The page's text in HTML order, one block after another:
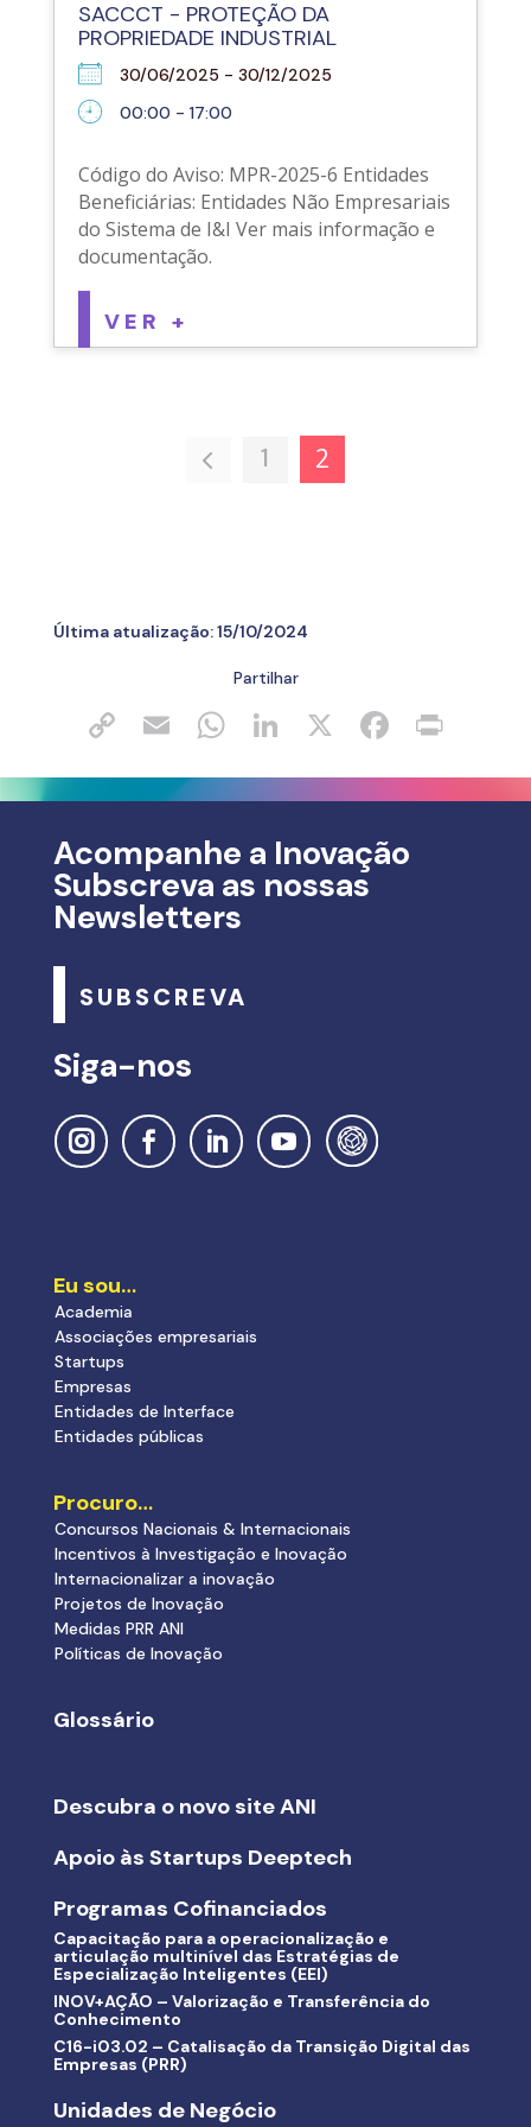
SACCCT - PROTEÇÃO DA
PROPRIEDADE INDUSTRIAL
30/06/2025 - 30/12/2025
00:00 - 17:00
Código do Aviso: MPR-2025-6 Entidades
Beneficiárias: Entidades Não Empresariais
do Sistema de I&I Ver mais informação e
documentação.
VER +
1 2
Última atualização:15/10/2024
Partilhar
Acompanhe a Inovação
Subscreva as nossas
Newsletters
SUBSCREVA
Siga-nos
Eu sou…
Academia
Associações empresariais
Startups
Empresas
Entidades de Interface
Entidades públicas
Procuro…
Concursos Nacionais & Internacionais
Incentivos à Investigação e Inovação
Internacionalizar a inovação
Projetos de Inovação
Medidas PRR ANI
Políticas de Inovação
Glossário
Descubra o novo site ANI
Apoio às Startups Deeptech
Programas Cofinanciados
Capacitação para a operacionalização e
articulação multinível das Estratégias de
Especialização Inteligentes (EEI)
INOV+AÇÃO – Valorização e Transferência do
Conhecimento
C16-i03.02 – Catalisação da Transição Digital das
Empresas (PRR)
Unidades de Negócio